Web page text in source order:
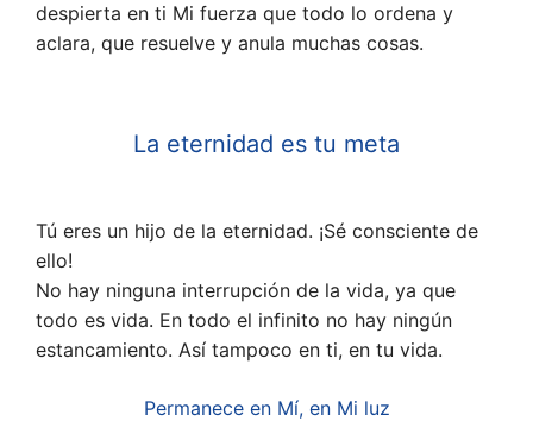
despierta en ti Mi fuerza que todo lo ordena y
aclara, que resuelve y anula muchas cosas.
La eternidad es tu meta
Tú eres un hijo de la eternidad. ¡Sé consciente de
ello!
No hay ninguna interrupción de la vida, ya que
todo es vida. En todo el infinito no hay ningún
estancamiento. Así tampoco en ti, en tu vida.
Permanece en Mí, en Mi luz